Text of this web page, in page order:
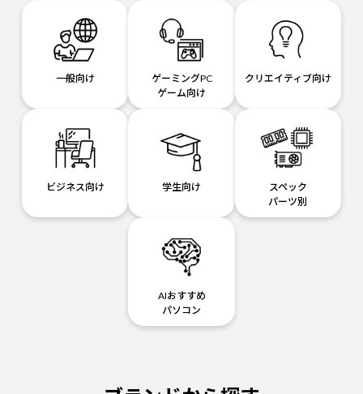
一般向け
ゲーミングPC
ゲーム向け
クリエイティブ向け
ビジネス向け 学生向け
スペック
パーツ別
AIおすすめ
パソコン